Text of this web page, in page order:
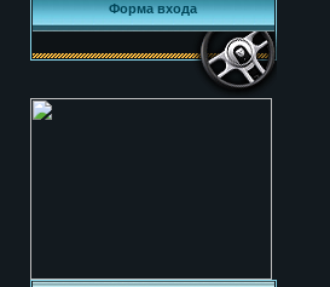
Форма входа